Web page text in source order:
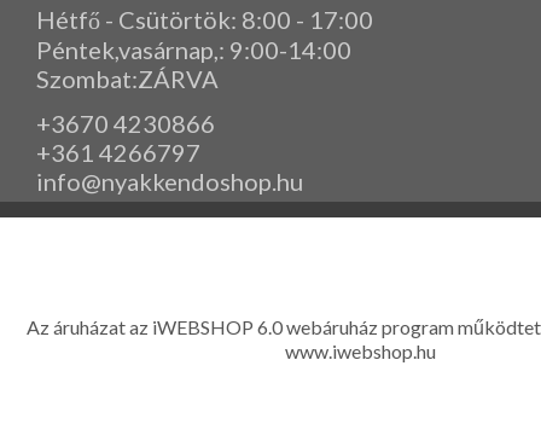
Hétfő - Csütörtök: 8:00 - 17:00
Péntek,vasárnap, : 9:00-14:00
Szombat:ZÁRVA
+3670 4230866
+361 4266797
info@nyakkendoshop.hu
Az áruházat az iWEBSHOP 6.0 webáruház program
www.iwebshop.hu